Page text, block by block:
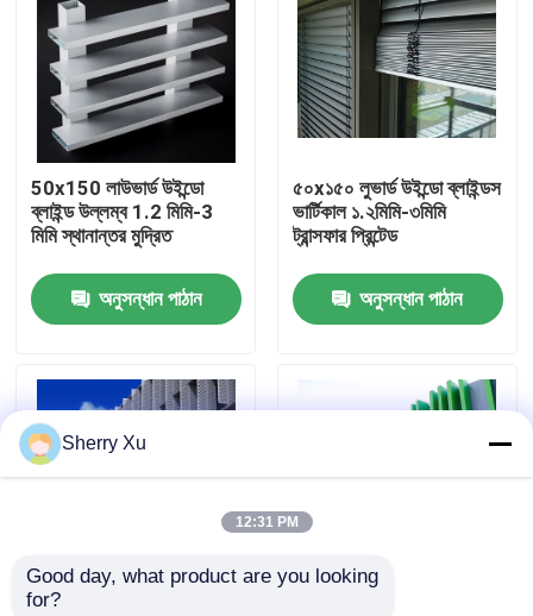
ভিডিও
আমাদের সম্পর্কে
কারখানা ভ্রমণ
মান নিয়ন্ত্রণ
আমাদের সাথে যোগাযোগ করুন
খবর
একটি উদ্ধৃতি অনুরোধ
50x150 লাউভার্ড উইন্ডো
ব্লাইন্ড উল্লম্ব 1.2 মিমি-3
মিমি স্থানান্তর মুদ্রিত
অনুসন্ধান পাঠান
৫০x১৫০ লুভার্ড উইন্ডো ব্লাইন্ডস
ভার্টিকাল ১.২মিমি-৩মিমি
ট্রান্সফার প্রিন্টেড
অনুসন্ধান পাঠান
অ্যারোফয়েল আকৃতির বাহ্যিক
Sherry Xu
12:31 PM
Good day, what product are you looking
for?